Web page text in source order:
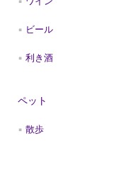
ビール
利き酒
ペット
散歩